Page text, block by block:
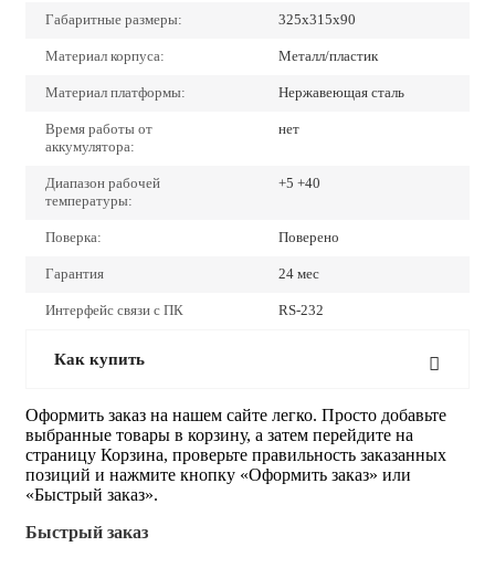
Габаритные размеры: 325х315х90
Материал корпуса: Металл/пластик
Материал платформы: Нержавеющая сталь
Время работы от
аккумулятора:
нет
Диапазон рабочей
температуры:
+5 +40
Поверка: Поверено
Гарантия 24 мес
Интерфейс связи с ПК RS-232
Как купить
Оформить заказ на нашем сайте легко. Просто добавьте
выбранные товары в корзину, а затем перейдите на
страницу Корзина, проверьте правильность заказанных
позиций и нажмите кнопку «Оформить заказ» или
«Быстрый заказ».
Быстрый заказ